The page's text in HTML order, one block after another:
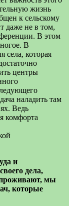
жизнь
к сельскому
даже не в том,
В этом
В
села, которая
центры
наладить там
Ведь
комфорта
и
дела,
проживают, мы
которые